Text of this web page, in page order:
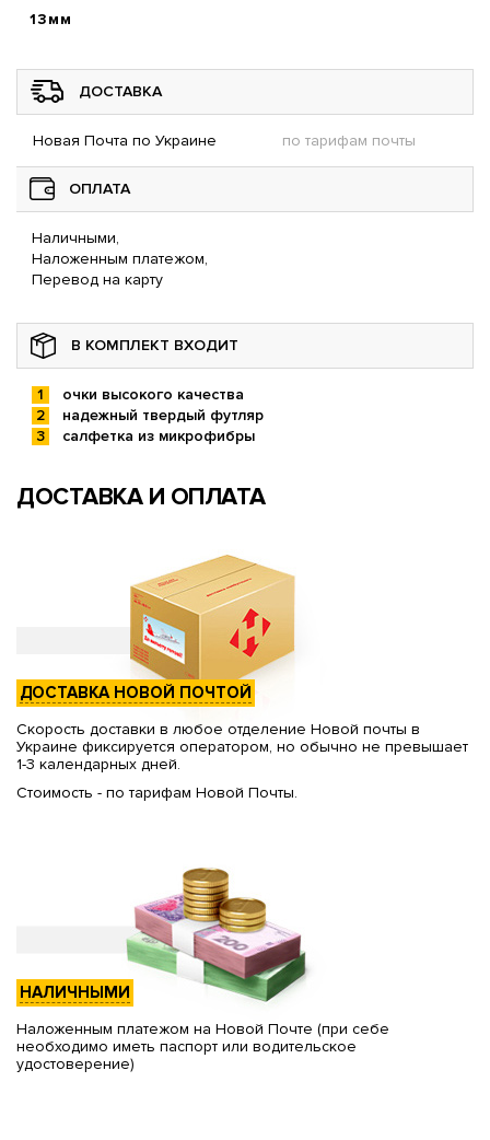
13мм
ДОСТАВКА
Новая Почта по Украине по тарифам почты
ОПЛАТА
Наличными,
Наложенным платежом,
Перевод на карту
В КОМПЛЕКТ ВХОДИТ
очки высокого качества
надежный твердый футляр
салфетка из микрофибры
ДОСТАВКА И ОПЛАТА
ДОСТАВКА НОВОЙ ПОЧТОЙ
Скорость доставки в любое отделение Новой почты в
Украине фиксируется оператором, но обычно не превышает
1-3 календарных дней.
Стоимость - по тарифам Новой Почты.
НАЛИЧНЫМИ
Наложенным платежом на Новой Почте (при себе
необходимо иметь паспорт или водительское
удостоверение)